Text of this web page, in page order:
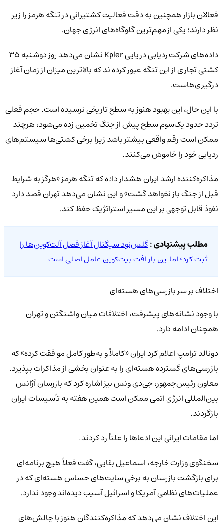
فعالان بازار همچنین به دقت فعالیت کشتیرانی در تنگه هرمز را زیر
نظر دارند؛ یکی از مهم‌ترین گلوگاه‌های انرژی جهان.
داده‌های شرکت ردیابی دریایی Kpler نشان می‌دهد روز دوشنبه ۳۵
کشتی تجاری از این تنگه عبور کرده‌اند که بالاترین میزان از زمان آغاز
درگیری‌هاست.
با این حال، این بهبود هنوز به سطح تاریخی نرسیده است. حجم فعلی
تردد حدود یک‌سوم سطح پیش از جنگ تخمین زده می‌شود، هرچند
ممکن است رقم واقعی بیشتر باشد زیرا برخی کشتی‌ها سیستم‌های
ردیابی خود را خاموش می‌کنند.
مذاکره‌کننده ارشد ایران هشدار داده که تنگه هرمز «هرگز به شرایط
قبل از جنگ باز نخواهد گشت» و این نشان می‌دهد تهران قصد دارد
نفوذ قابل توجهی بر این مسیر استراتژیک حفظ کند.
مطلب پیشنهادی :گلس‌نود سیگنال آغاز فصل آلت‌کوین‌ها را
ثبت کرد؛ اما این بار افت بیت‌کوین عامل اصلی است
اختلاف بر سر بازرسی‌های هسته‌ای
با وجود نشانه‌های پیشرفت، اختلافات میان واشنگتن و تهران
همچنان ادامه دارد.
دونالد ترامپ اعلام کرد ایران «کاملاً و به‌طور کامل موافقت کرده» که
بازرسی‌های گسترده هسته‌ای را به عنوان بخشی از مذاکرات بپذیرد.
معاون رئیس‌جمهور، جی‌دی ونس نیز اشاره کرد که بازرسان آژانس
بین‌المللی انرژی اتمی ممکن است همین هفته به تأسیسات ایران
بازگردند.
اما مقامات ایرانی این ادعاها را علناً رد کردند.
سخنگوی وزارت خارجه، اسماعیل بقایی، گفت فعلاً هیچ برنامه‌ای
برای بازگشت بازرسان به برخی سایت‌های حساس هسته‌ای که در
عملیات‌های نظامی آمریکا و اسرائیل آسیب دیده‌اند وجود ندارد.
این اختلاف نشان می‌دهد که مذاکره‌کنندگان هنوز با چالش‌های